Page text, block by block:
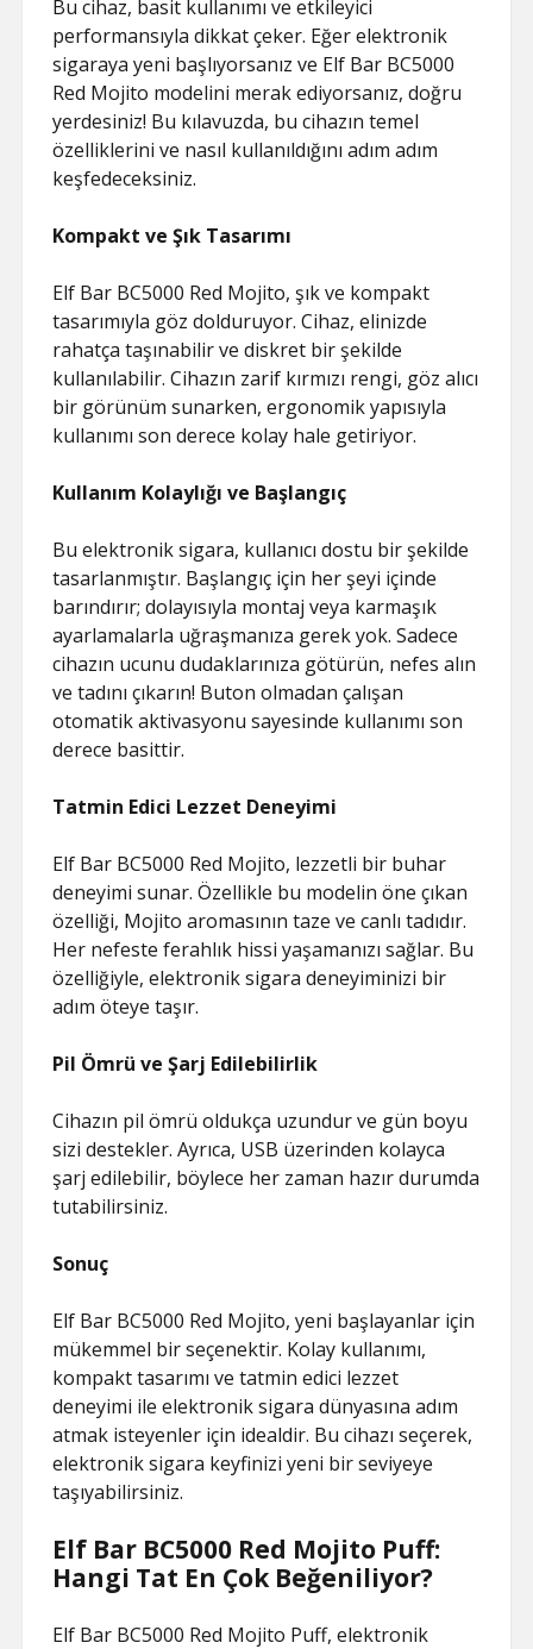
Bu cihaz, basit kullanımı ve etkileyici
performansıyla dikkat çeker. Eğer elektronik
sigaraya yeni başlıyorsanız ve Elf Bar BC5000
Red Mojito modelini merak ediyorsanız, doğru
yerdesiniz! Bu kılavuzda, bu cihazın temel
özelliklerini ve nasıl kullanıldığını adım adım
keşfedeceksiniz.
Kompakt ve Şık Tasarımı
Elf Bar BC5000 Red Mojito, şık ve kompakt
tasarımıyla göz dolduruyor. Cihaz, elinizde
rahatça taşınabilir ve diskret bir şekilde
kullanılabilir. Cihazın zarif kırmızı rengi, göz alıcı
bir görünüm sunarken, ergonomik yapısıyla
kullanımı son derece kolay hale getiriyor.
Kullanım Kolaylığı ve Başlangıç
Bu elektronik sigara, kullanıcı dostu bir şekilde
tasarlanmıştır. Başlangıç için her şeyi içinde
barındırır; dolayısıyla montaj veya karmaşık
ayarlamalarla uğraşmanıza gerek yok. Sadece
cihazın ucunu dudaklarınıza götürün, nefes alın
ve tadını çıkarın! Buton olmadan çalışan
otomatik aktivasyonu sayesinde kullanımı son
derece basittir.
Tatmin Edici Lezzet Deneyimi
Elf Bar BC5000 Red Mojito, lezzetli bir buhar
deneyimi sunar. Özellikle bu modelin öne çıkan
özelliği, Mojito aromasının taze ve canlı tadıdır.
Her nefeste ferahlık hissi yaşamanızı sağlar. Bu
özelliğiyle, elektronik sigara deneyiminizi bir
adım öteye taşır.
Pil Ömrü ve Şarj Edilebilirlik
Cihazın pil ömrü oldukça uzundur ve gün boyu
sizi destekler. Ayrıca, USB üzerinden kolayca
şarj edilebilir, böylece her zaman hazır durumda
tutabilirsiniz.
Sonuç
Elf Bar BC5000 Red Mojito, yeni başlayanlar için
mükemmel bir seçenektir. Kolay kullanımı,
kompakt tasarımı ve tatmin edici lezzet
deneyimi ile elektronik sigara dünyasına adım
atmak isteyenler için idealdir. Bu cihazı seçerek,
elektronik sigara keyfinizi yeni bir seviyeye
taşıyabilirsiniz.
Elf Bar BC5000 Red Mojito Puff:
Hangi Tat En Çok Beğeniliyor?
Elf Bar BC5000 Red Mojito Puff, elektronik